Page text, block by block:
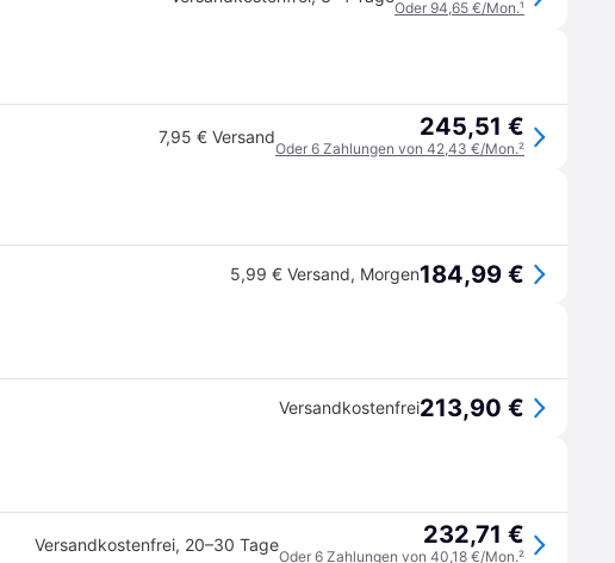
Oder 94,65 €/Mon.¹
7,95 € Versand 245,51 €
Oder 6 Zahlungen von 42,43 €/Mon.²
5,99 € Versand, Morgen184,99 €
Versandkostenfrei213,90 €
Versandkostenfrei, 20–30 Tage 232,71 €
Oder 6 Zahlungen von 40,18 €/Mon.²